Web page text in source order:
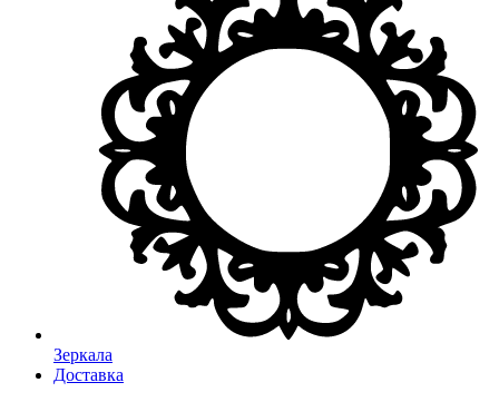
Зеркала
Доставка